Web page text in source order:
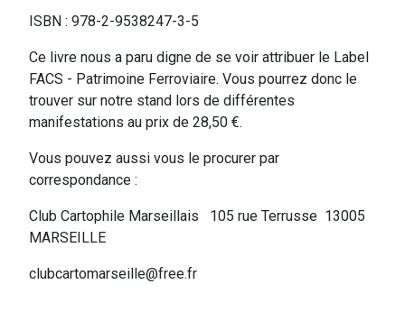
ISBN : 978-2-9538247-3-5
Ce livre nous a paru digne de se voir attribuer le Label
FACS - Patrimoine Ferroviaire. Vous pourrez donc le
trouver sur notre stand lors de différentes
manifestations au prix de 28,50 €.
Vous pouvez aussi vous le procurer par
correspondance :
Club Cartophile Marseillais 105 rue Terrusse 13005
MARSEILLE
clubcartomarseille@free.fr